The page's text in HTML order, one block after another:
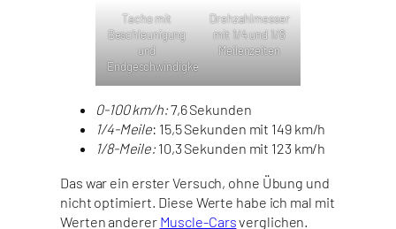
Tacho mit
Beschleunigung
und
Endgeschwindigkeit
Drehzahlmesser
mit 1/4 und 1/8
Meilenzeiten
0-100 km/h:7,6 Sekunden
1/4-Meile: 15,5 Sekunden mit 149 km/h
1/8-Meile: 10,3 Sekunden mit 123 km/h
Das war ein erster Versuch, ohne Übung und
nicht optimiert. Diese Werte habe ich mal mit
Werten anderer Muscle-Carsverglichen.